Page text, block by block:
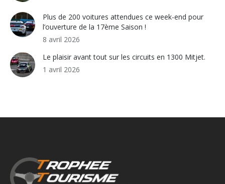
Plus de 200 voitures attendues ce week-end pour
l’ouverture de la 17ème Saison !
8 avril 2026
Le plaisir avant tout sur les circuits en 1300 Mitjet.
1 avril 2026